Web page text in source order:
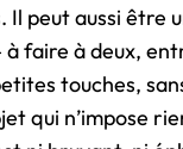
Il peut aussi être
faire à deux,
touches,
qui n’impose